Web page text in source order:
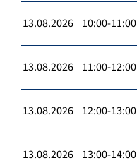
13.08.2026 10:00-11:00
13.08.2026 11:00-12:00
13.08.2026 12:00-13:00
13.08.2026 13:00-14:00